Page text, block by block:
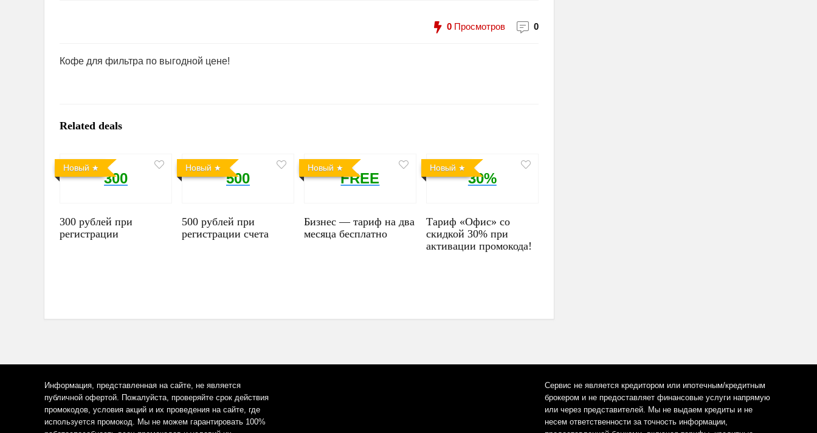
0 Просмотров 0
Кофе для фильтра по выгодной цене!
Related deals
Новый
300
300 рублей при
регистрации
Новый
500
500 рублей при
регистрации счета
Новый
FREE
Бизнес — тариф на два
месяца бесплатно
Новый
30%
Тариф «Офис» со
скидкой 30% при
активации промокода!
Информация, представленная на сайте, не является
публичной офертой. Пожалуйста, проверяйте срок действия
промокодов, условия акций и их проведения на сайте, где
используется промокод. Мы не можем гарантировать 100%
Сервис не является кредитором или ипотечным/кредитным
брокером и не предоставляет финансовые услуги напрямую
или через представителей. Мы не выдаем кредиты и не
несем ответственности за точность информации,